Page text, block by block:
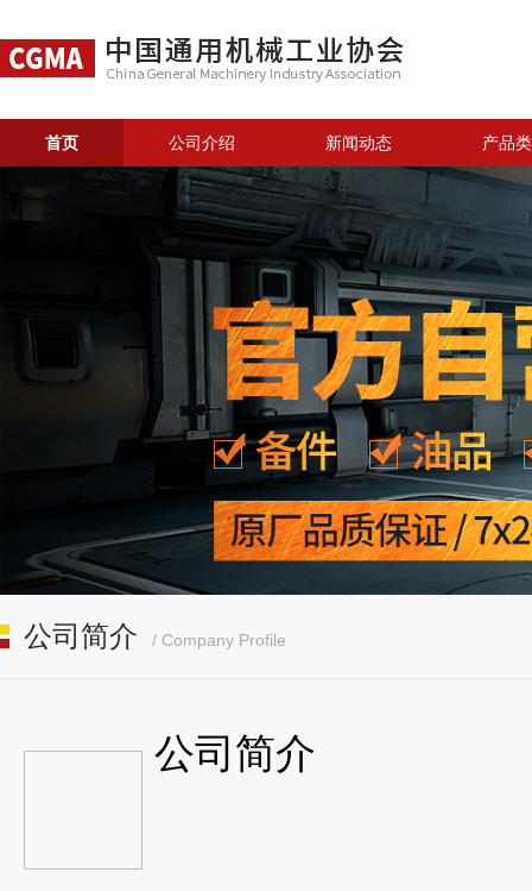
首页 公司介绍 新闻动态 产品
公司简介 / Company Profile
公司简介